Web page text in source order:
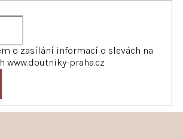
o zasílání informací o slevách na
www.doutniky-praha.cz